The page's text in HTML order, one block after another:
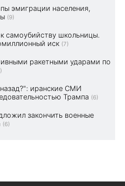
эмиграции населения,
(9)
самоубийству школьницы.
иск (7)
ракетными ударами по
иранские СМИ
Трампа (6)
закончить военные
(6)